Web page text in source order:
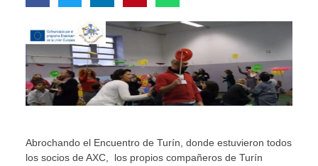
Abrochando el Encuentro de Turín, donde estuvieron todos
los socios de AXC, los propios compañeros de Turín